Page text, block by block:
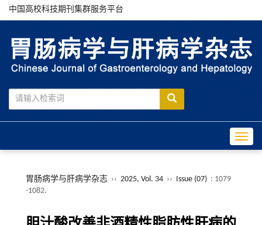
中国高校科技期刊集群服务平台
胃肠病学与肝病学杂志 ›› 2025, Vol. 34 ›› Issue (07) : 1079
-1082.